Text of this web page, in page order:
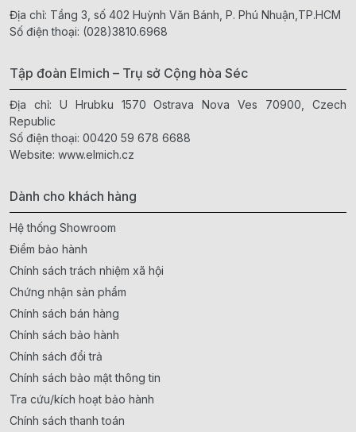
Địa chỉ: Tầng 3, số 402 Huỳnh Văn Bánh, P. Phú Nhuận,TP.HCM
Số điện thoại: (028)3810.6968
Tập đoàn Elmich – Trụ sở Cộng hòa Séc
Địa chỉ: U Hrubku 1570 Ostrava Nova Ves 70900, Czech
Republic
Số điện thoại: 00420 59 678 6688
Website: www.elmich.cz
Dành cho khách hàng
Hệ thống Showroom
Điểm bảo hành
Chính sách trách nhiệm xã hội
Chứng nhận sản phẩm
Chính sách bán hàng
Chính sách bảo hành
Chính sách đổi trả
Chính sách bảo mật thông tin
Tra cứu/kích hoạt bảo hành
Chính sách thanh toán